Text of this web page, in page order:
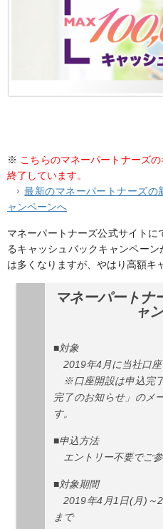
※ こちらのマネーパートナーズ
終了しています。
最新のマネーパートナーズの
ャンペーンへ
マネーパートナーズ公式サイト
るキャッシュバックキャンペー
は多くなりますが、やはり高額キ
マネーパートナ
ャ
■対象
2019年4月に当社口座
※口座開設は申込完
完了のお知らせ」のメ
す。
■申込方法
エントリー不要でご参
■対象期間
2019年4月1日(月)～
まで